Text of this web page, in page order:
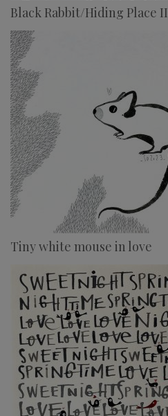
Black Rabbit/Hiding Place II
Tiny white mouse in love